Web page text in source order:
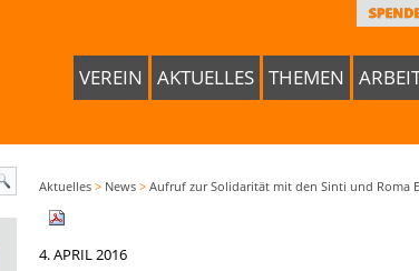
VEREIN AKTUELLES THEMEN
Aktuelles > News > Aufruf zur Solidarität mit den Sinti und Roma
4. APRIL 2016